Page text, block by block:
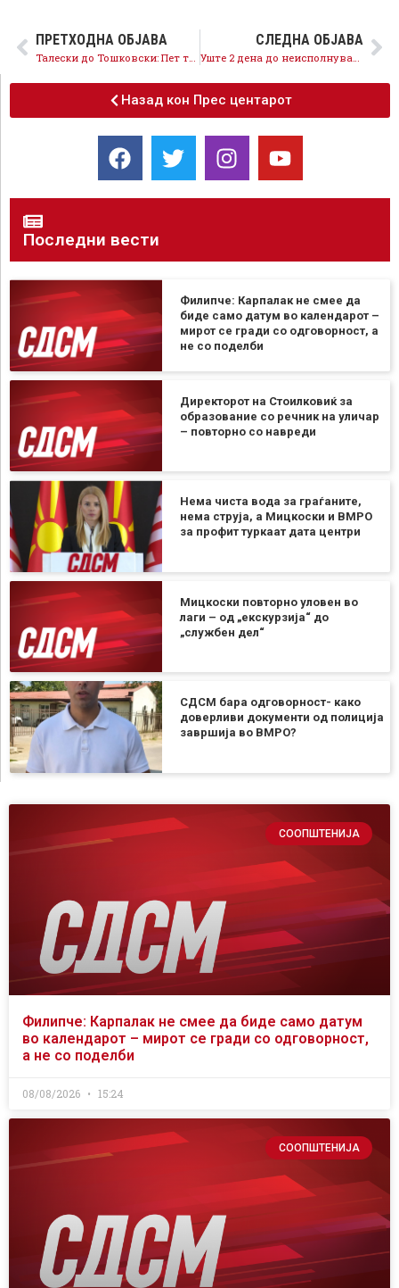
ПРЕТХОДНА ОБЈАВА
Талески до Тошковски: Пет тони дрога, убиства, насилство и шпионски скандал – ќе поднесете ли конечно оставка?
СЛЕДНА ОБЈАВА
Уште 2 дена до неисполнување на ветувањето на Мицкоски, нема реформи, нема Груевски – има Стоилковиќ и Кина
Назад кон Прес центарот
Последни вести
Филипче: Карпалак не смее да
биде само датум во календарот –
мирот се гради со одговорност, а
не со поделби
Директорот на Стоилковиќ за
образование со речник на уличар
– повторно со навреди
Нема чиста вода за граѓаните,
нема струја, а Мицкоски и ВМРО
за профит туркаат дата центри
Мицкоски повторно уловен во
лаги – од „екскурзија“ до
„службен дел“
СДСМ бара одговорност- како
доверливи документи од полиција
завршија во ВМРО?
СООПШТЕНИЈА
Филипче: Карпалак не смее да биде само датум
во календарот – мирот се гради со одговорност,
а не со поделби
08/08/2026 15:24
СООПШТЕНИЈА